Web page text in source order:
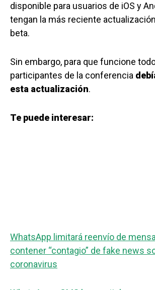
disponible para usuarios de iOS y
tengan la más reciente
beta.
Sin embargo, para que funcione
participantes de la conferencia
esta actualización.
Te puede interesar:
WhatsApp limitará reenvío de
contener “contagio” de fake news
coronavirus